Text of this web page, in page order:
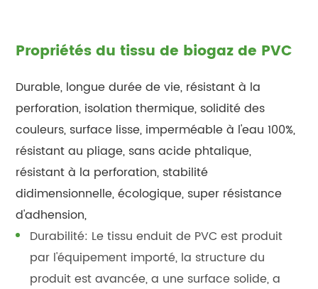
Propriétés du tissu de biogaz de PVC
Durable, longue durée de vie, résistant à la
perforation, isolation thermique, solidité des
couleurs, surface lisse, imperméable à l'eau 100%,
résistant au pliage, sans acide phtalique,
résistant à la perforation, stabilité
didimensionnelle, écologique, super résistance
d'adhension,
Durabilité: Le tissu enduit de PVC est produit
par l'équipement importé, la structure du
produit est avancée, a une surface solide, a